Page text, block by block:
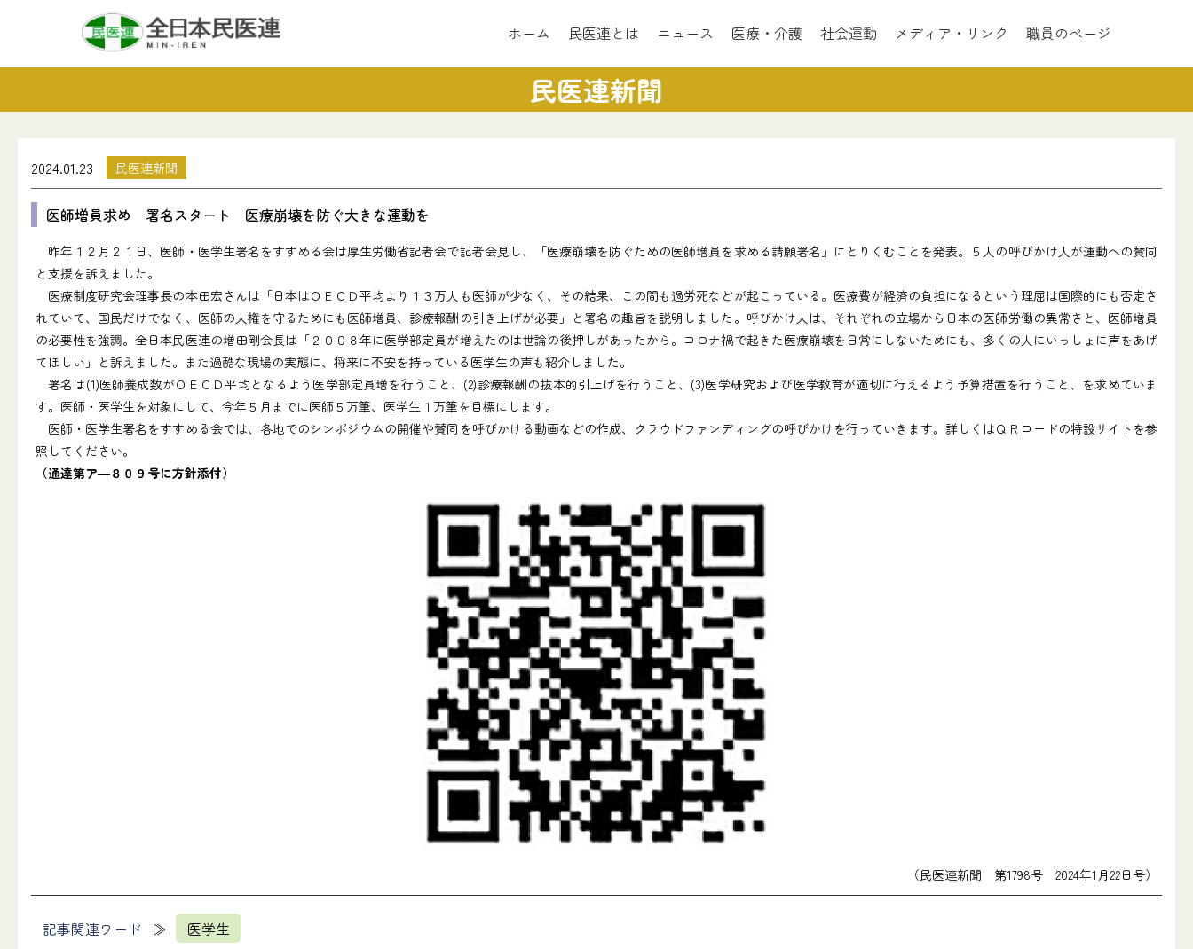
ホーム 民医連とは ニュース 医療・介護 社会運動 メディア・リンク 職員のページ
民医連新聞
2024.01.23 民医連新聞
医師増員求め 署名スタート 医療崩壊を防ぐ大きな運動を
昨年１２月２１日、医師・医学生署名をすすめる会は厚生労働省記者会で記者会見し、「医療崩壊を防ぐための医師増員を求める請願署名」にとりくむことを発表。５人の呼びかけ人が運動への賛同
と支援を訴えました。
医療制度研究会理事長の本田宏さんは「日本はＯＥＣＤ平均より１３万人も医師が少なく、その結果、この間も過労死などが起こっている。医療費が経済の負担になるという理屈は国際的にも否定さ
れていて、国民だけでなく、医師の人権を守るためにも医師増員、診療報酬の引き上げが必要」と署名の趣旨を説明しました。呼びかけ人は、それぞれの立場から日本の医師労働の異常さと、医師増員
の必要性を強調。全日本民医連の増田剛会長は「２００８年に医学部定員が増えたのは世論の後押しがあったから。コロナ禍で起きた医療崩壊を日常にしないためにも、多くの人にいっしょに声をあげ
てほしい」と訴えました。また過酷な現場の実態に、将来に不安を持っている医学生の声も紹介しました。
署名は(1)医師養成数がＯＥＣＤ平均となるよう医学部定員増を行うこと、(2)診療報酬の抜本的引上げを行うこと、(3)医学研究および医学教育が適切に行えるよう予算措置を行うこと、を求めていま
す。医師・医学生を対象にして、今年５月までに医師５万筆、医学生１万筆を目標にします。
医師・医学生署名をすすめる会では、各地でのシンポジウムの開催や賛同を呼びかける動画などの作成、クラウドファンディングの呼びかけを行っていきます。詳しくはＱＲコードの特設サイトを参
照してください。
（通達第ア―８０９号に方針添付）
（民医連新聞 第1798号 2024年1月22日号）
記事関連ワード 医学生